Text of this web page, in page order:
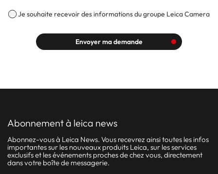
Je souhaite recevoir des informations du groupe Leica Camera
Envoyer ma demande
abonnement à leica news
Abonnez-vous à Leica News. Vous recevrez ainsi toutes les infos
importantes sur les nouveaux produits Leica, sur les services
exclusifs et les événements proches de chez vous, directement
dans votre boîte de messagerie.